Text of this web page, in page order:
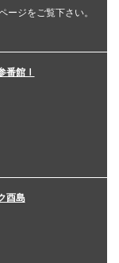
ージをご覧下さい。
番館Ⅰ
酉島